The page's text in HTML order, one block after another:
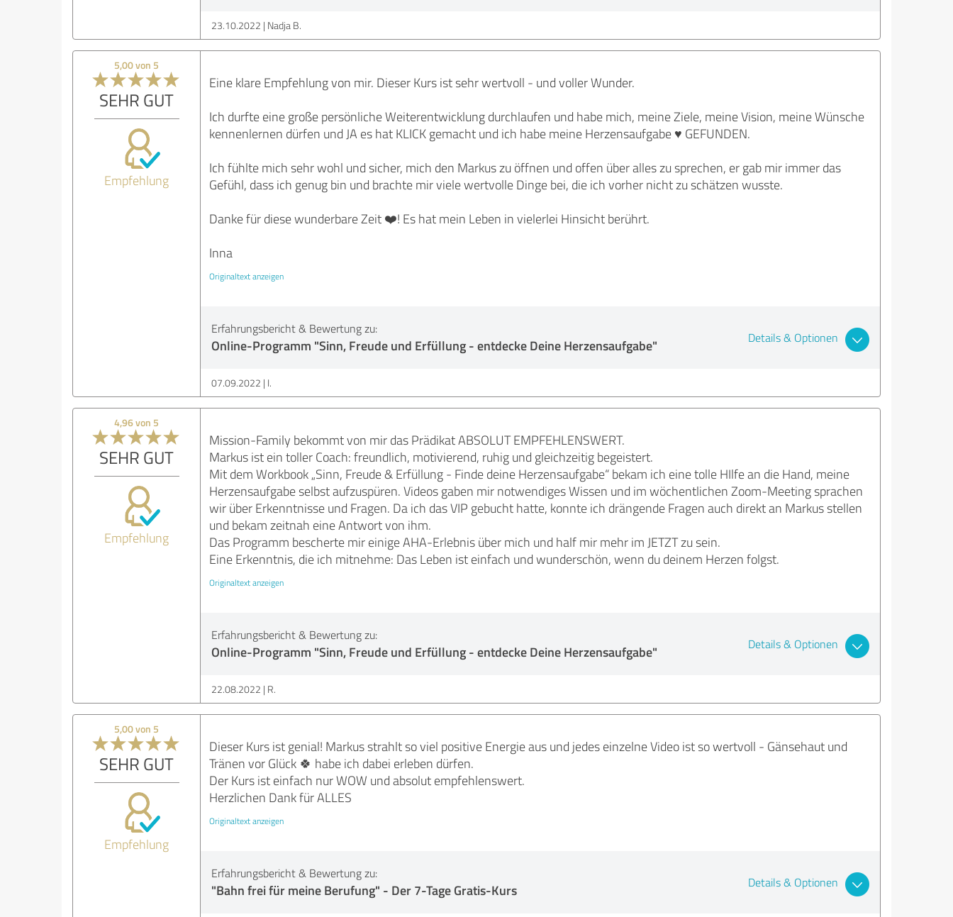
23.10.2022 Nadja B.
5,00 von 5
SEHR GUT
Empfehlung
Eine klare Empfehlung von mir. Dieser Kurs ist sehr wertvoll - und voller Wunder.
Ich durfte eine große persönliche Weiterentwicklung durchlaufen und habe mich, meine Ziele, meine Vision, meine Wünsche
kennenlernen dürfen und JA es hat KLICK gemacht und ich habe meine Herzensaufgabe ♥️ GEFUNDEN.
Ich fühlte mich sehr wohl und sicher, mich den Markus zu öffnen und offen über alles zu sprechen, er gab mir immer das
Gefühl, dass ich genug bin und brachte mir viele wertvolle Dinge bei, die ich vorher nicht zu schätzen wusste.
Danke für diese wunderbare Zeit ❤️! Es hat mein Leben in vielerlei Hinsicht berührt.
Inna
Originaltext anzeigen
Erfahrungsbericht & Bewertung zu:
Online-Programm "Sinn, Freude und Erfüllung - entdecke Deine Herzensaufgabe" Details & Optionen
07.09.2022 I.
4,96 von 5
SEHR GUT
Empfehlung
Mission-Family bekommt von mir das Prädikat ABSOLUT EMPFEHLENSWERT.
Markus ist ein toller Coach: freundlich, motivierend, ruhig und gleichzeitig begeistert.
Mit dem Workbook „Sinn, Freude & Erfüllung - Finde deine Herzensaufgabe“ bekam ich eine tolle HIlfe an die Hand, meine
Herzensaufgabe selbst aufzuspüren. Videos gaben mir notwendiges Wissen und im wöchentlichen Zoom-Meeting sprachen
wir über Erkenntnisse und Fragen. Da ich das VIP gebucht hatte, konnte ich drängende Fragen auch direkt an Markus stellen
und bekam zeitnah eine Antwort von ihm.
Das Programm bescherte mir einige AHA-Erlebnis über mich und half mir mehr im JETZT zu sein.
Eine Erkenntnis, die ich mitnehme: Das Leben ist einfach und wunderschön, wenn du deinem Herzen folgst.
Originaltext anzeigen
Erfahrungsbericht & Bewertung zu:
Online-Programm "Sinn, Freude und Erfüllung - entdecke Deine Herzensaufgabe" Details & Optionen
22.08.2022 R.
5,00 von 5
SEHR GUT
Empfehlung
Dieser Kurs ist genial! Markus strahlt so viel positive Energie aus und jedes einzelne Video ist so wertvoll - Gänsehaut und
Tränen vor Glück 🍀 habe ich dabei erleben dürfen.
Der Kurs ist einfach nur WOW und absolut empfehlenswert.
Herzlichen Dank für ALLES
Originaltext anzeigen
Erfahrungsbericht & Bewertung zu:
"Bahn frei für meine Berufung" - Der 7-Tage Gratis-Kurs Details & Optionen